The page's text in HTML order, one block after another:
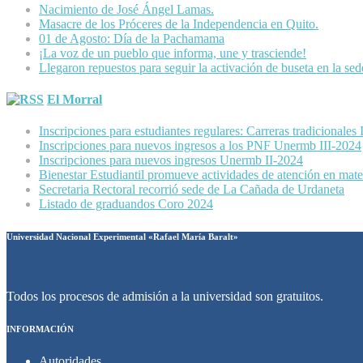
Nacimiento de José Ángel Lamas.
Masacre de los Próceres de la Independencia en Quito.
01 de Agosto: Día de la Pachamama
¡La voz de un pueblo que informa, une y trasciende!
Llegaron repuestos para seguir la activación de buseta en la
El Morral
Inscripciones para estudiantes regulares: Carreras
Inscripciones para nuevos ingresos a los PNF Unermb III-2024
Inscripciones para nuevos ingresos Unermb II-2024
Bienestar Estudiantil promueve actividades de atención en
Secretaria Rectoral recorrió sede de La Cañada de Urdaneta
Listado de graduandos Coro 2024
Universidad Nacional Experimental «Rafael María Baralt»
Todos los procesos de admisión a la universidad son gratuitos.
INFORMACIÓN